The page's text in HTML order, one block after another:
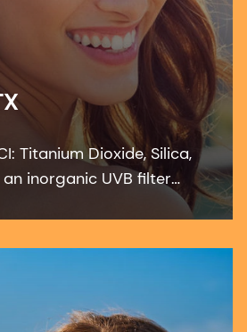
Titanium Dioxide, Silica,
inorganic UVB filter
SPF performance as
blue light range.